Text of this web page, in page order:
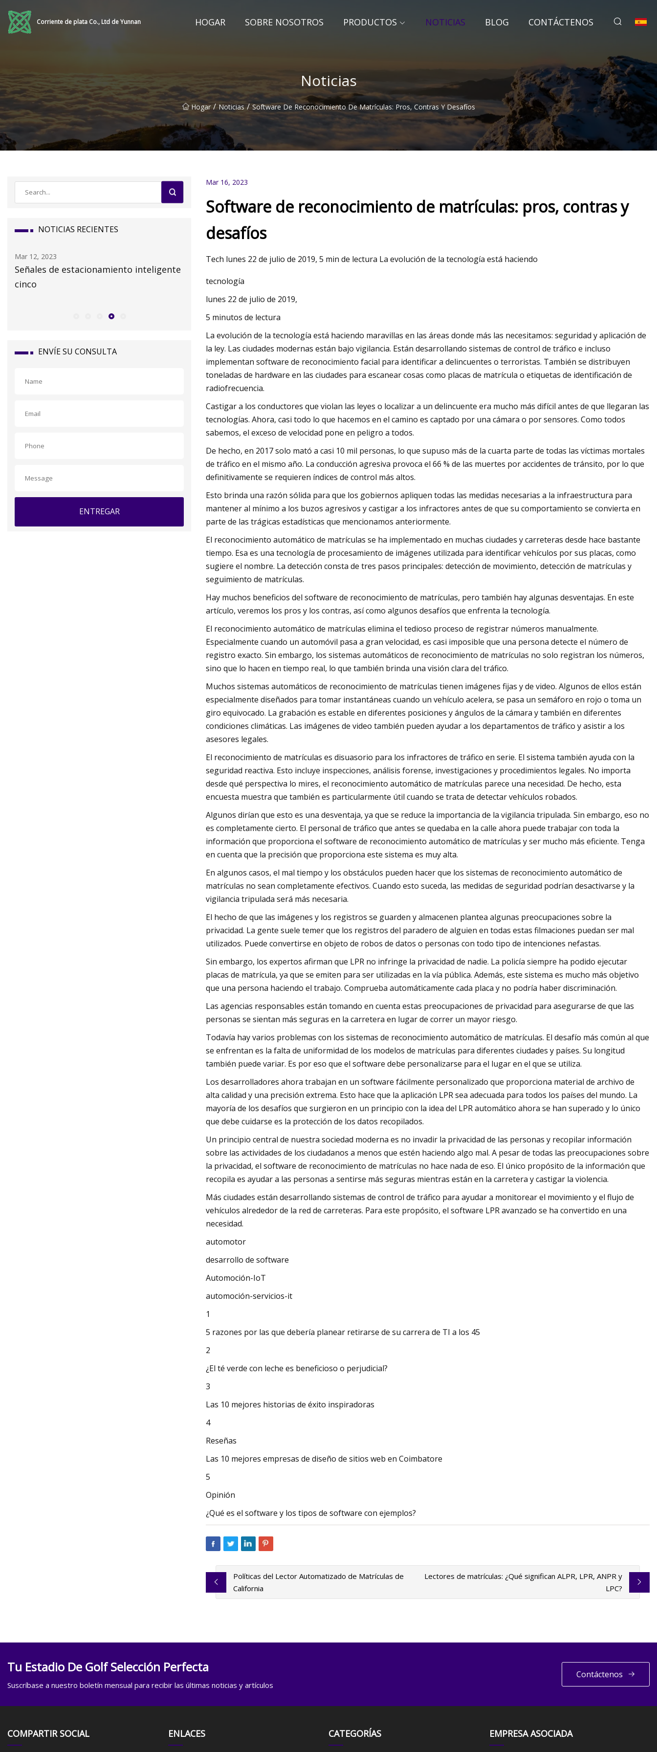
Corriente de plata Co., Ltd de Yunnan HOGAR SOBRE NOSOTROS PRODUCTOS NOTICIAS BLOG CONTÁCTENOS
Noticias
Hogar / Noticias / Software De Reconocimiento De Matrículas: Pros, Contras Y Desafíos
NOTICIAS RECIENTES
Mar 14, 2023
Políticas del Lector Automatizado de
Matrículas de California
Mar 06, 2023
festival
ENVÍE SU CONSULTA
ENTREGAR
Mar 16, 2023
Software de reconocimiento de matrículas: pros, contras y
desafíos
Tech lunes 22 de julio de 2019, 5 min de lectura La evolución de la tecnología está haciendo
tecnología
lunes 22 de julio de 2019,
5 minutos de lectura
La evolución de la tecnología está haciendo maravillas en las áreas donde más las necesitamos: seguridad y aplicación de
la ley. Las ciudades modernas están bajo vigilancia. Están desarrollando sistemas de control de tráfico e incluso
implementan software de reconocimiento facial para identificar a delincuentes o terroristas. También se distribuyen
toneladas de hardware en las ciudades para escanear cosas como placas de matrícula o etiquetas de identificación de
radiofrecuencia.
Castigar a los conductores que violan las leyes o localizar a un delincuente era mucho más difícil antes de que llegaran las
tecnologías. Ahora, casi todo lo que hacemos en el camino es captado por una cámara o por sensores. Como todos
sabemos, el exceso de velocidad pone en peligro a todos.
De hecho, en 2017 solo mató a casi 10 mil personas, lo que supuso más de la cuarta parte de todas las víctimas mortales
de tráfico en el mismo año. La conducción agresiva provoca el 66 % de las muertes por accidentes de tránsito, por lo que
definitivamente se requieren índices de control más altos.
Esto brinda una razón sólida para que los gobiernos apliquen todas las medidas necesarias a la infraestructura para
mantener al mínimo a los buzos agresivos y castigar a los infractores antes de que su comportamiento se convierta en
parte de las trágicas estadísticas que mencionamos anteriormente.
El reconocimiento automático de matrículas se ha implementado en muchas ciudades y carreteras desde hace bastante
tiempo. Esa es una tecnología de procesamiento de imágenes utilizada para identificar vehículos por sus placas, como
sugiere el nombre. La detección consta de tres pasos principales: detección de movimiento, detección de matrículas y
seguimiento de matrículas.
Hay muchos beneficios del software de reconocimiento de matrículas, pero también hay algunas desventajas. En este
artículo, veremos los pros y los contras, así como algunos desafíos que enfrenta la tecnología.
El reconocimiento automático de matrículas elimina el tedioso proceso de registrar números manualmente.
Especialmente cuando un automóvil pasa a gran velocidad, es casi imposible que una persona detecte el número de
registro exacto. Sin embargo, los sistemas automáticos de reconocimiento de matrículas no solo registran los números,
sino que lo hacen en tiempo real, lo que también brinda una visión clara del tráfico.
Muchos sistemas automáticos de reconocimiento de matrículas tienen imágenes fijas y de video. Algunos de ellos están
especialmente diseñados para tomar instantáneas cuando un vehículo acelera, se pasa un semáforo en rojo o toma un
giro equivocado. La grabación es estable en diferentes posiciones y ángulos de la cámara y también en diferentes
condiciones climáticas. Las imágenes de video también pueden ayudar a los departamentos de tráfico y asistir a los
asesores legales.
El reconocimiento de matrículas es disuasorio para los infractores de tráfico en serie. El sistema también ayuda con la
seguridad reactiva. Esto incluye inspecciones, análisis forense, investigaciones y procedimientos legales. No importa
desde qué perspectiva lo mires, el reconocimiento automático de matrículas parece una necesidad. De hecho, esta
encuesta muestra que también es particularmente útil cuando se trata de detectar vehículos robados.
Algunos dirían que esto es una desventaja, ya que se reduce la importancia de la vigilancia tripulada. Sin embargo, eso no
es completamente cierto. El personal de tráfico que antes se quedaba en la calle ahora puede trabajar con toda la
información que proporciona el software de reconocimiento automático de matrículas y ser mucho más eficiente. Tenga
en cuenta que la precisión que proporciona este sistema es muy alta.
En algunos casos, el mal tiempo y los obstáculos pueden hacer que los sistemas de reconocimiento automático de
matrículas no sean completamente efectivos. Cuando esto suceda, las medidas de seguridad podrían desactivarse y la
vigilancia tripulada será más necesaria.
El hecho de que las imágenes y los registros se guarden y almacenen plantea algunas preocupaciones sobre la
privacidad. La gente suele temer que los registros del paradero de alguien en todas estas filmaciones puedan ser mal
utilizados. Puede convertirse en objeto de robos de datos o personas con todo tipo de intenciones nefastas.
Sin embargo, los expertos afirman que LPR no infringe la privacidad de nadie. La policía siempre ha podido ejecutar
placas de matrícula, ya que se emiten para ser utilizadas en la vía pública. Además, este sistema es mucho más objetivo
que una persona haciendo el trabajo. Comprueba automáticamente cada placa y no podría haber discriminación.
Las agencias responsables están tomando en cuenta estas preocupaciones de privacidad para asegurarse de que las
personas se sientan más seguras en la carretera en lugar de correr un mayor riesgo.
Todavía hay varios problemas con los sistemas de reconocimiento automático de matrículas. El desafío más común al que
se enfrentan es la falta de uniformidad de los modelos de matrículas para diferentes ciudades y países. Su longitud
también puede variar. Es por eso que el software debe personalizarse para el lugar en el que se utiliza.
Los desarrolladores ahora trabajan en un software fácilmente personalizado que proporciona material de archivo de
alta calidad y una precisión extrema. Esto hace que la aplicación LPR sea adecuada para todos los países del mundo. La
mayoría de los desafíos que surgieron en un principio con la idea del LPR automático ahora se han superado y lo único
que debe cuidarse es la protección de los datos recopilados.
Un principio central de nuestra sociedad moderna es no invadir la privacidad de las personas y recopilar información
sobre las actividades de los ciudadanos a menos que estén haciendo algo mal. A pesar de todas las preocupaciones sobre
la privacidad, el software de reconocimiento de matrículas no hace nada de eso. El único propósito de la información que
recopila es ayudar a las personas a sentirse más seguras mientras están en la carretera y castigar la violencia.
Más ciudades están desarrollando sistemas de control de tráfico para ayudar a monitorear el movimiento y el flujo de
vehículos alrededor de la red de carreteras. Para este propósito, el software LPR avanzado se ha convertido en una
necesidad.
automotor
desarrollo de software
Automoción-IoT
automoción-servicios-it
1
5 razones por las que debería planear retirarse de su carrera de TI a los 45
2
¿El té verde con leche es beneficioso o perjudicial?
3
Las 10 mejores historias de éxito inspiradoras
4
Reseñas
Las 10 mejores empresas de diseño de sitios web en Coimbatore
5
Opinión
¿Qué es el software y los tipos de software con ejemplos?
Políticas del Lector Automatizado de Matrículas de
California
Lectores de matrículas: ¿Qué significan ALPR, LPR, ANPR y
LPC?
Tu Estadio De Golf Selección Perfecta
Suscríbase a nuestro boletín mensual para recibir las últimas noticias y artículos
Contáctenos
COMPARTIR SOCIAL ENLACES CATEGORÍAS EMPRESA ASOCIADA